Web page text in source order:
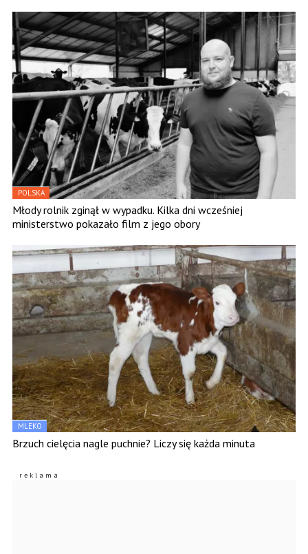
POLSKA
Młody rolnik zginął w wypadku. Kilka dni wcześniej
ministerstwo pokazało film z jego obory
MLEKO
Brzuch cielęcia nagle puchnie? Liczy się każda minuta